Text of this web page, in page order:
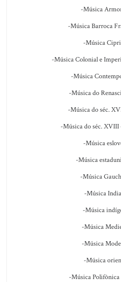
-Música
-Música Barroca
-Música
-Música Colonial e
-Música
-Música do
-Música do séc.
-Música do séc. XVIII
-Música
-Música
-Música
-Música
-Música
-Música
-Música
-Música
-Música